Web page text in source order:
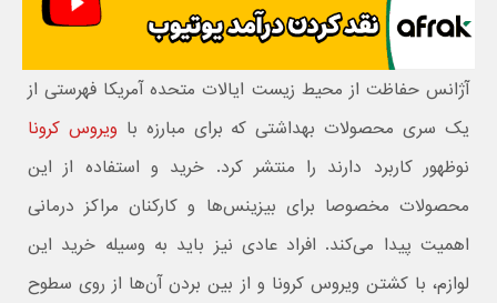
آژانس حفاظت از محیط زیست ایالات متحده آمریکا فهرستی از
یک سری محصولات بهداشتی که برای مبارزه با ویروس کرونا
نوظهور کاربرد دارند را منتشر کرد. خرید و استفاده از این
محصولات مخصوصا برای بیزینس‌ها و کارکنان مراکز درمانی
اهمیت پیدا می‌کند. افراد عادی نیز باید به وسیله خرید این
لوازم، با کشتن ویروس کرونا و از بین بردن آن‌ها از روی سطوح